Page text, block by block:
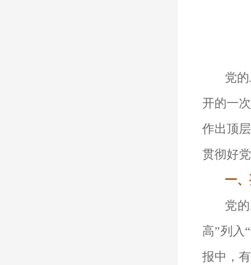
党
开的一
作出顶
贯彻好
一
党
高”列入
报中，